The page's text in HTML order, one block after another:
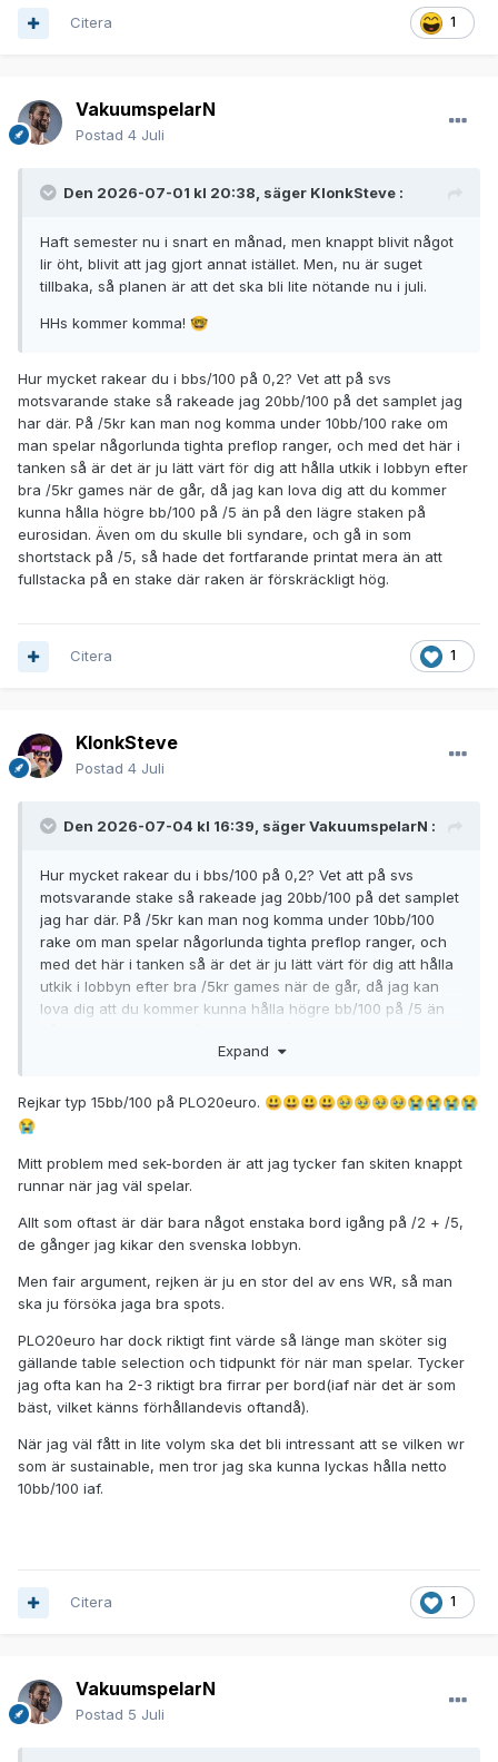
1
Citera
VakuumspelarN
Postad 4 Juli
Den 2026-07-01 kl 20:38, säger KlonkSteve :
Haft semester nu i snart en månad, men knappt blivit något
lir öht, blivit att jag gjort annat istället. Men, nu är suget
tillbaka, så planen är att det ska bli lite nötande nu i juli.
HHs kommer komma! 🤓
Hur mycket rakear du i bbs/100 på 0,2? Vet att på svs
motsvarande stake så rakeade jag 20bb/100 på det samplet jag
har där. På /5kr kan man nog komma under 10bb/100 rake om
man spelar någorlunda tighta preflop ranger, och med det här i
tanken så är det är ju lätt värt för dig att hålla utkik i lobbyn efter
bra /5kr games när de går, då jag kan lova dig att du kommer
kunna hålla högre bb/100 på /5 än på den lägre staken på
eurosidan. Även om du skulle bli syndare, och gå in som
shortstack på /5, så hade det fortfarande printat mera än att
fullstacka på en stake där raken är förskräckligt hög.
1
Citera
KlonkSteve
Postad 4 Juli
Den 2026-07-04 kl 16:39, sägerVakuumspelarN :
Hur mycket rakear du i bbs/100 på 0,2? Vet att på svs
motsvarande stake så rakeade jag 20bb/100 på det samplet
jag har där. På /5kr kan man nog komma under 10bb/100
rake om man spelar någorlunda tighta preflop ranger, och
med det här i tanken så är det är ju lätt värt för dig att hålla
utkik i lobbyn efter bra /5kr games när de går, då jag kan
lova dig att du kommer kunna hålla högre bb/100 på /5 än
syndare, och gå in som shortstack på /5, så hade det
raken är förskräckligt hög.
Expand
Rejkar typ 15bb/100 på PLO20euro. 😃😃😃😃🥹🥹🥹🥹😭😭😭😭
😭
Mitt problem med sek-borden är att jag tycker fan skiten knappt
runnar när jag väl spelar.
Allt som oftast är där bara något enstaka bord igång på /2 + /5,
de gånger jag kikar den svenska lobbyn.
Men fair argument, rejken är ju en stor del av ens WR, så man
ska ju försöka jaga bra spots.
PLO20euro har dock riktigt fint värde så länge man sköter sig
gällande table selection och tidpunkt för när man spelar. Tycker
jag ofta kan ha 2-3 riktigt bra firrar per bord(iaf när det är som
bäst, vilket känns förhållandevis oftandå).
När jag väl fått in lite volym ska det bli intressant att se vilken wr
som är sustainable, men tror jag ska kunna lyckas hålla netto
10bb/100 iaf.
1
Citera
VakuumspelarN
Postad 5 Juli